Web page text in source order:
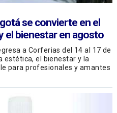
se convierte en el
el bienestar en agosto
a Corferias del 14 al 17 de
estética, el bienestar y la
para profesionales y amantes